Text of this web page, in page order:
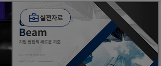
실전자료